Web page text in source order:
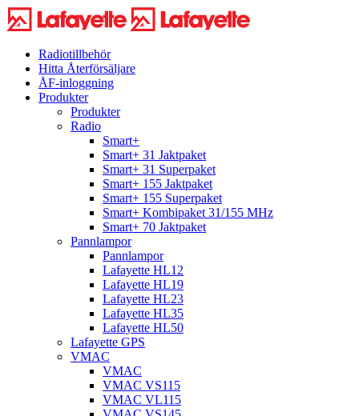
Radiotillbehör
Hitta Återförsäljare
ÅF-inloggning
Produkter
Produkter
Radio
Smart+
Smart+ 31 Jaktpaket
Smart+ 31 Superpaket
Smart+ 155 Jaktpaket
Smart+ 155 Superpaket
Smart+ Kombipaket 31/155 MHz
Smart+ 70 Jaktpaket
Pannlampor
Pannlampor
Lafayette HL12
Lafayette HL19
Lafayette HL23
Lafayette HL35
Lafayette HL50
Lafayette GPS
VMAC
VMAC
VMAC VS115
VMAC VL115